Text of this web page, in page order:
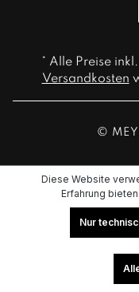
* Alle Preise
Versandkosten
©
Diese Website
Erfahrung
Nur